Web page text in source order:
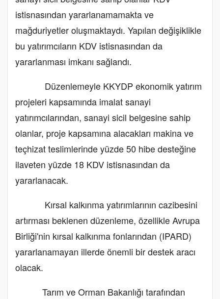
istisnasından yararlanamamakta ve
mağduriyetler oluşmaktaydı. Yapılan değişiklikle
bu yatırımcıların KDV istisnasından da
yararlanması imkanı sağlandı.
Düzenlemeyle KKYDP ekonomik yatırım
projeleri kapsamında imalat sanayi
yatırımcılarından, sanayi sicil belgesine sahip
olanlar, proje kapsamına alacakları makina ve
teçhizat teslimlerinde yüzde 50 hibe desteğine
ilaveten yüzde 18 KDV istisnasından da
yararlanacak.
Kırsal kalkınma yatırımlarının cazibesini
artırması beklenen düzenleme, özellikle Avrupa
Birliği'nin kırsal kalkınma fonlarından (IPARD)
yararlanamayan illerde önemli bir destek aracı
olacak.
Tarım ve Orman Bakanlığı tarafından